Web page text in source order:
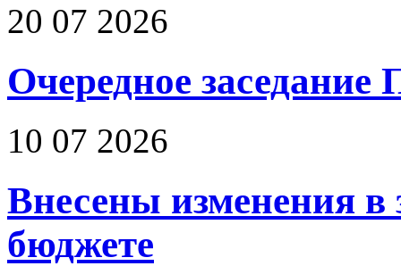
20 07 2026
Очередное
10 07 2026
Внесены изменения в
бюджете